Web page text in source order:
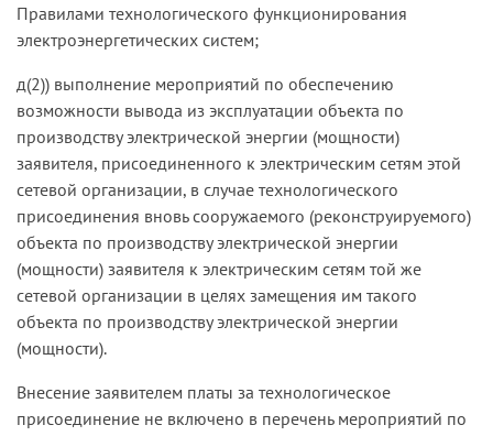
Правилами технологического функционирования
электроэнергетических систем;
д(2)) выполнение мероприятий по обеспечению
возможности вывода из эксплуатации объекта по
производству электрической энергии (мощности)
заявителя, присоединенного к электрическим сетям этой
сетевой организации, в случае технологического
присоединения вновь сооружаемого (реконструируемого)
объекта по производству электрической энергии
(мощности) заявителя к электрическим сетям той же
сетевой организации в целях замещения им такого
объекта по производству электрической энергии
(мощности).
Внесение заявителем платы за технологическое
присоединение не включено в перечень мероприятий по